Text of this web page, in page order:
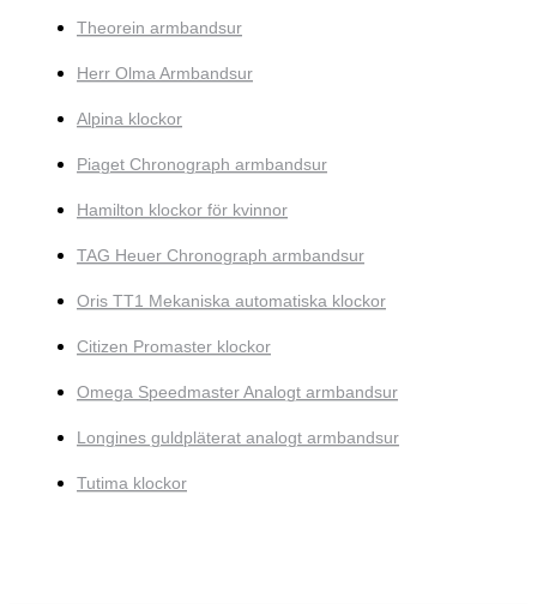
Theorein armbandsur
Herr Olma Armbandsur
Alpina klockor
Piaget Chronograph armbandsur
Hamilton klockor för kvinnor
TAG Heuer Chronograph armbandsur
Oris TT1 Mekaniska automatiska klockor
Citizen Promaster klockor
Omega Speedmaster Analogt armbandsur
Longines guldpläterat analogt armbandsur
Tutima klockor